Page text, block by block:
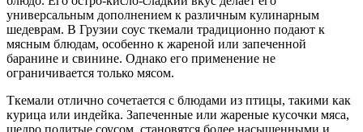
универсальным дополнением к различным кулинарным
шедеврам. В Грузии соус ткемали традиционно подают к
мясным блюдам, особенно к жареной или запеченной
баранине и свинине. Однако его применение не
ограничивается только мясом.
Ткемали отлично сочетается с блюдами из птицы, такими как
курица или индейка. Запеченные или жареные кусочки мяса,
щедро политые соусом, становятся более насыщенными и